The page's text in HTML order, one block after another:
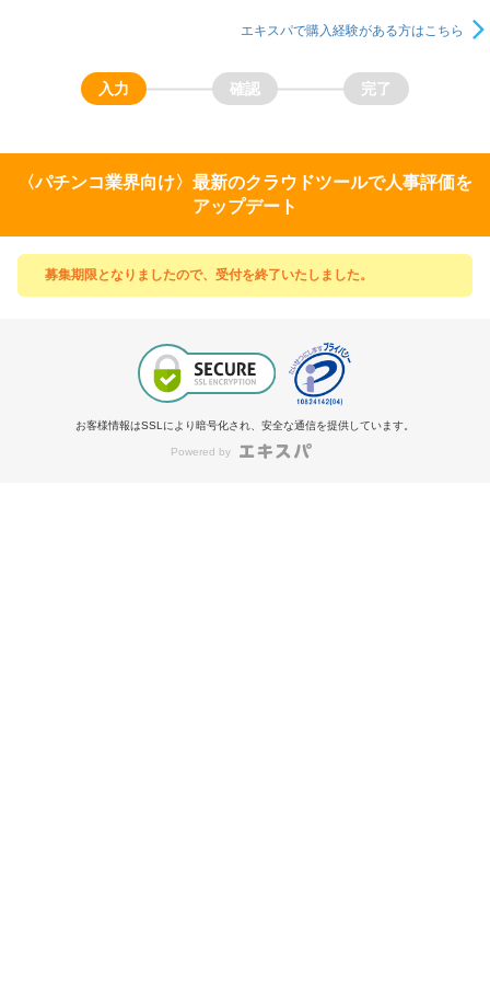
エキスパで購入経験がある方はこちら
〈パチンコ業界向け〉最新のクラウドツールで人事評価を
アップデート
募集期限となりましたので、受付を終了いたしました。
お客様情報はSSLにより暗号化され、安全な通信を提供しています。
Powered by